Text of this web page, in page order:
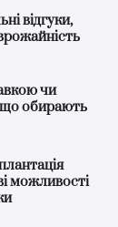
відгуки,
чи
обирають
можливості